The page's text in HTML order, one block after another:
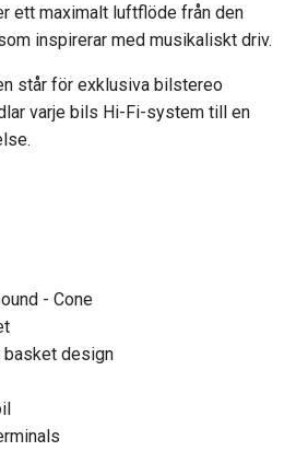
ett maximalt luftflöde från den
inspirerar med musikaliskt driv.
står för exklusiva bilstereo
varje bils Hi-Fi-system till en
- Cone
design